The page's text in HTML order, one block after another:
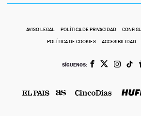
AVISO LEGAL POLÍTICA DE PRIVACIDAD
POLÍTICA DE COOKIES ACCESIBILIDAD
SÍGUENOS: